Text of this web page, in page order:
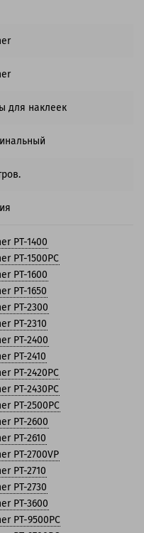
для наклеек
PT-1400
PT-1500PC
PT-1600
PT-1650
PT-2300
PT-2310
PT-2400
PT-2410
PT-2420PC
PT-2430PC
PT-2500PC
PT-2600
PT-2610
PT-2700VP
PT-2710
PT-2730
PT-3600
PT-9500PC